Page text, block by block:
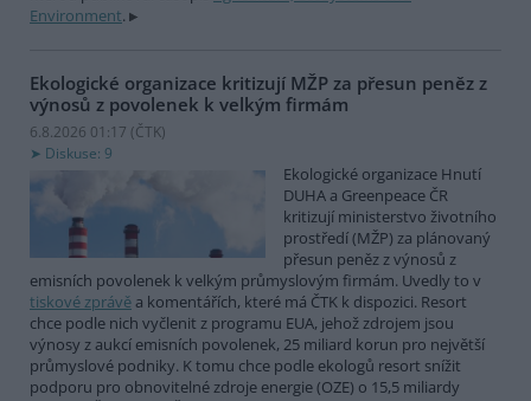
Environment.
Ekologické organizace kritizují MŽP za přesun peněz z
výnosů z povolenek k velkým firmám
6.8.2026 01:17 (ČTK)
Diskuse: 9
Ekologické organizace Hnutí
DUHA a Greenpeace ČR
kritizují ministerstvo životního
prostředí (MŽP) za plánovaný
přesun peněz z výnosů z
emisních povolenek k velkým průmyslovým firmám. Uvedly to v
tiskové zprávě a komentářích, které má ČTK k dispozici. Resort
chce podle nich vyčlenit z programu EUA, jehož zdrojem jsou
výnosy z aukcí emisních povolenek, 25 miliard korun pro největší
průmyslové podniky. K tomu chce podle ekologů resort snížit
podporu pro obnovitelné zdroje energie (OZE) o 15,5 miliardy